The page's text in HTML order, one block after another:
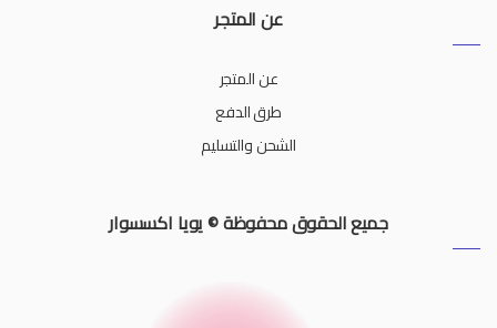
عن المتجر
عن المتجر
طرق الدفع
الشحن والتسليم
جميع الحقوق محفوظة © يويا اكسسوار